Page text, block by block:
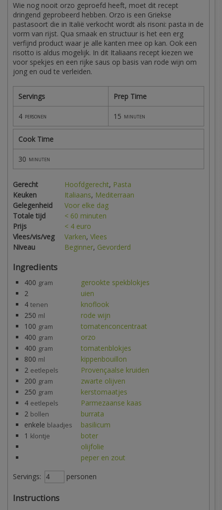
Wie nog nooit orzo geproefd heeft, moet dit recept
dringend geprobeerd hebben. Orzo is een Griekse
pastasoort die in Italië verkocht wordt als risoni: pasta in de
vorm van rijst. Qua smaak en structuur is het een erg
verfijnd product waar je alle kanten mee op kan. Ook een
risotto is aldus mogelijk. In dit Italiaans recept kiezen we
voor spekjes en een rijke saus op basis van rode wijn om
jong en oud te verleiden.
Servings Prep Time
4 personen 15 minuten
Cook Time
30 minuten
Gerecht Hoofdgerecht, Pasta
Keuken
Italiaans, Mediterraan
Gelegenheid
Voor elke dag
Totale tijd
< 60 minuten
Prijs
< 4 euro
Vlees/vis/veg
Varken, Vlees
Niveau
Beginner, Gevorderd
Ingredients
400 gram
gerookte spekblokjes
2
uien
4 tenen
knoflook
250 ml
rode wijn
100 gram
tomatenconcentraat
400 gram
orzo
400 gram
tomatenblokjes
800 ml
kippenbouillon
2 eetlepels
Provençaalse kruiden
200 gram
zwarte olijven
250 gram
kerstomaatjes
4 eetlepels
Parmezaanse kaas
2 bollen
burrata
enkele blaadjes
basilicum
1 klontje
boter
olijfolie
peper en zout
Servings:
personen
Instructions